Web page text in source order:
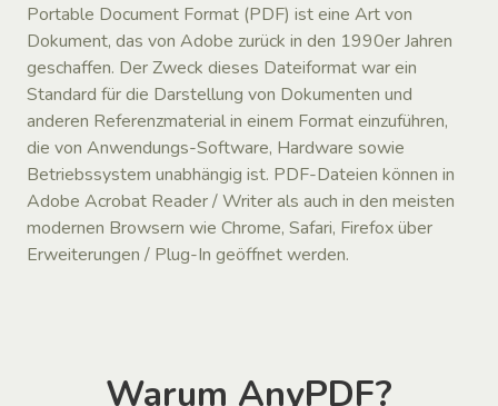
Portable Document Format (PDF) ist eine Art von
Dokument, das von Adobe zurück in den 1990er Jahren
geschaffen. Der Zweck dieses Dateiformat war ein
Standard für die Darstellung von Dokumenten und
anderen Referenzmaterial in einem Format einzuführen,
die von Anwendungs-Software, Hardware sowie
Betriebssystem unabhängig ist. PDF-Dateien können in
Adobe Acrobat Reader / Writer als auch in den meisten
modernen Browsern wie Chrome, Safari, Firefox über
Erweiterungen / Plug-In geöffnet werden.
Warum AnyPDF?